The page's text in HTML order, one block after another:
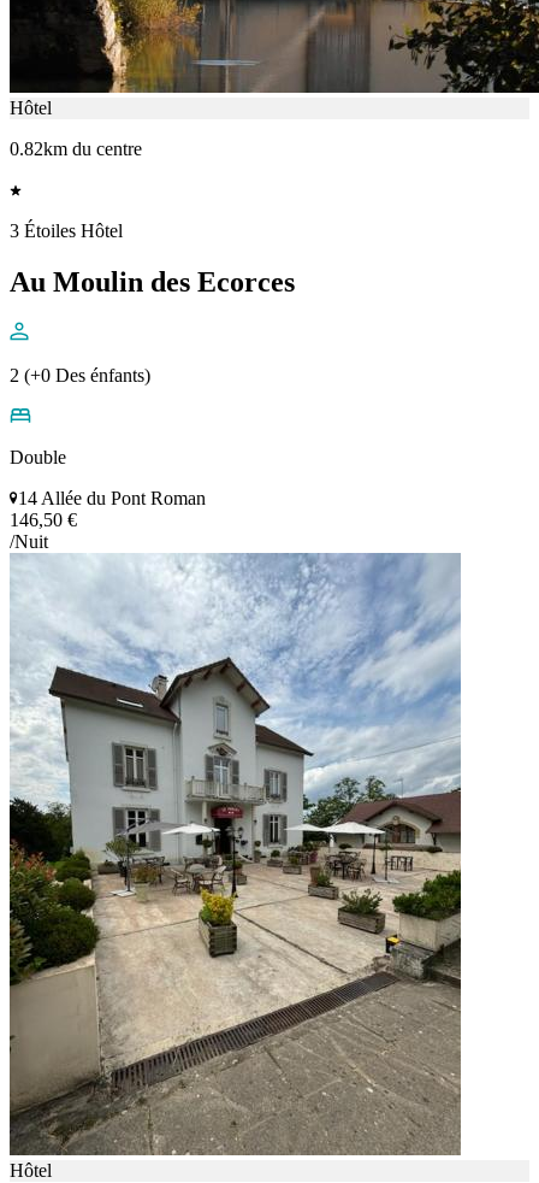
Hôtel
0.82km du centre
3 Étoiles Hôtel
Au Moulin des Ecorces
2 (+0 Des énfants)
Double
14 Allée du Pont Roman
146,50 €
/Nuit
Hôtel